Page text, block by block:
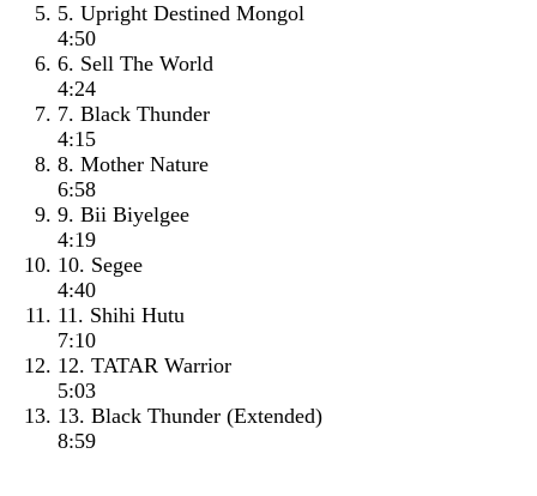
5. Upright Destined Mongol
4:50
6. Sell The World
4:24
7. Black Thunder
4:15
8. Mother Nature
6:58
9. Bii Biyelgee
4:19
10. Segee
4:40
11. Shihi Hutu
7:10
12. TATAR Warrior
5:03
13. Black Thunder (Extended)
8:59